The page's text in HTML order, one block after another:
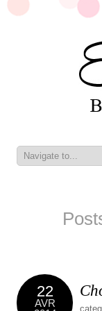
22
AVR